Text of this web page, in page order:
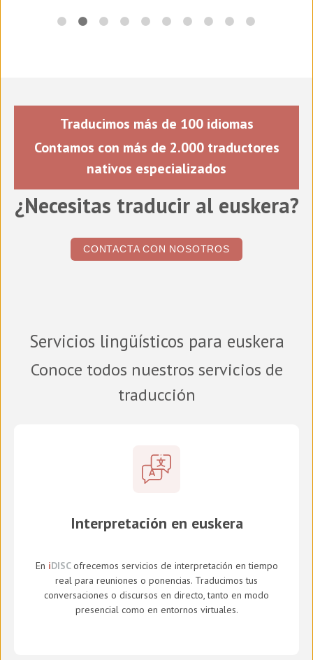
Traducimos más de 100 idiomas
Contamos con más de 2.000 traductores
nativos especializados
¿Necesitas traducir al euskera?
CONTACTA CON NOSOTROS
Servicios lingüísticos para euskera
Conoce todos nuestros servicios de
traducción
Interpretación en euskera
En iDISC ofrecemos servicios de interpretación en tiempo
real para reuniones o ponencias. Traducimos tus
conversaciones o discursos en directo, tanto en modo
presencial como en entornos virtuales.